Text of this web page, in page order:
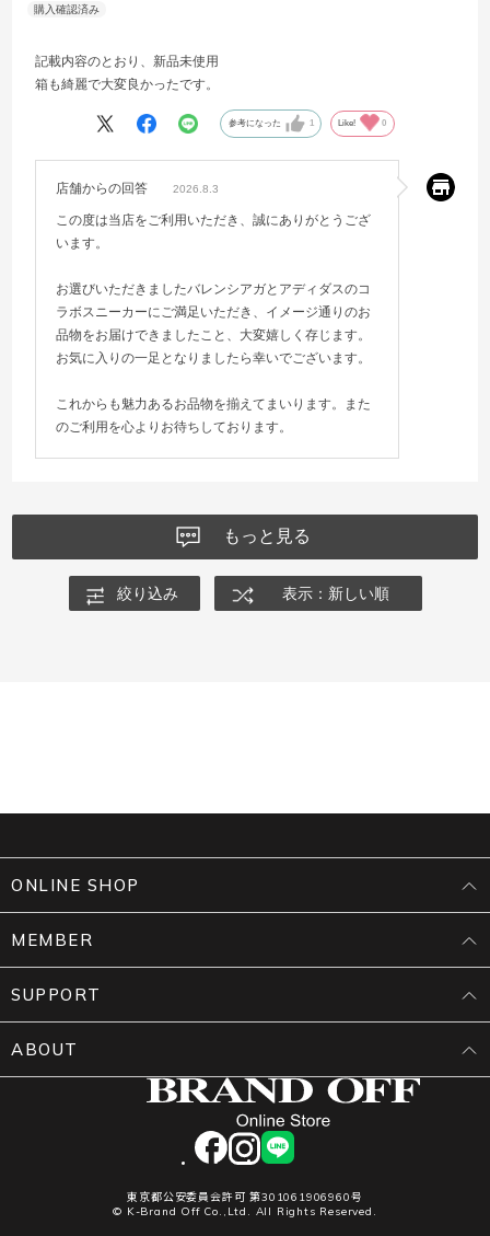
記載内容のとおり、新品未使用
箱も綺麗で大変良かったです。
参考になった 1 Like! 0
店舗からの回答 2026.8.3
この度は当店をご利用いただき、誠にありがとうござ
います。
お選びいただきましたバレンシアガとアディダスのコ
ラボスニーカーにご満足いただき、イメージ通りのお
品物をお届けできましたこと、大変嬉しく存じます。
お気に入りの一足となりましたら幸いでございます。
これからも魅力あるお品物を揃えてまいります。また
のご利用を心よりお待ちしております。
もっと見る
絞り込み 表示：新しい順
facebookinstagram
LINE
東京都公安委員会許可 第301061906960号
© K-Brand Off Co.,Ltd. All Rights Reserved.
ONLINE SHOP
MEMBER
SUPPORT
ABOUT